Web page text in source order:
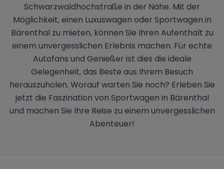
Schwarzwaldhochstraße in der Nähe. Mit der
Möglichkeit, einen Luxuswagen oder Sportwagen in
Bärenthal zu mieten, können Sie Ihren Aufenthalt zu
einem unvergesslichen Erlebnis machen. Für echte
Autofans und Genießer ist dies die ideale
Gelegenheit, das Beste aus Ihrem Besuch
herauszuholen. Worauf warten Sie noch? Erleben Sie
jetzt die Faszination von Sportwagen in Bärenthal
und machen Sie Ihre Reise zu einem unvergesslichen
Abenteuer!